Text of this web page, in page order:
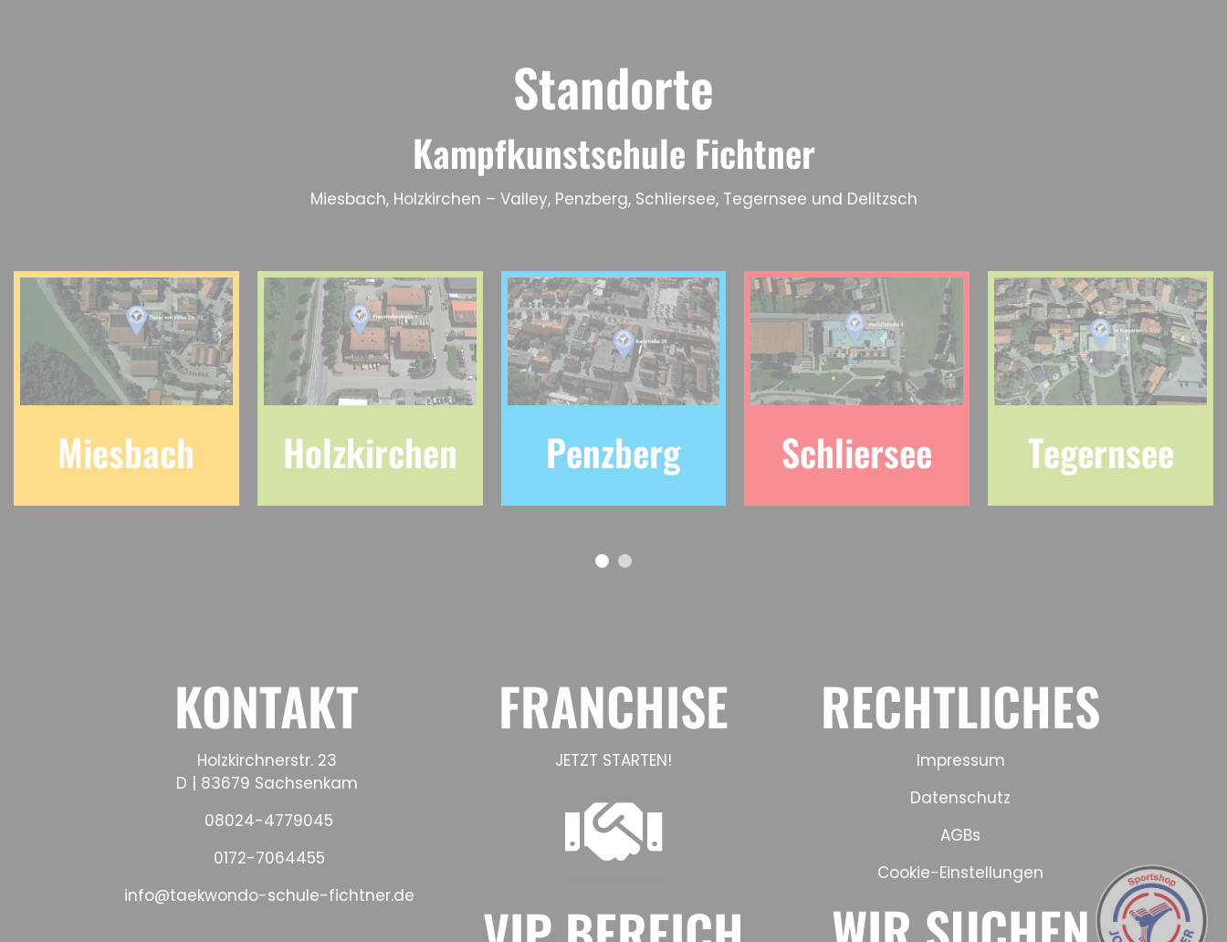
Standorte
Kampfkunstschule Fichtner
Miesbach, Holzkirchen – Valley, Penzberg, Schliersee, Tegernsee und Delitzsch
Miesbach Holzkirchen Penzberg Schliersee Tegernsee
KONTAKT
Holzkirchnerstr. 23
D | 83679 Sachsenkam
08024-4779045
0172-7064455
info@taekwondo-schule-fichtner.de
FRANCHISE
JETZT STARTEN!
RECHTLICHES
Impressum
Datenschutz
AGBs
Cookie-Einstellungen